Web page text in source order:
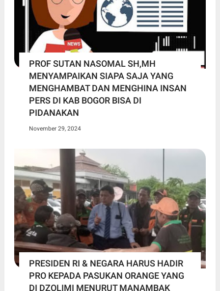
PROF SUTAN NASOMAL SH,MH
MENYAMPAIKAN SIAPA SAJA YANG
MENGHAMBAT DAN MENGHINA INSAN
PERS DI KAB BOGOR BISA DI
PIDANAKAN
November 29, 2024
PRESIDEN RI & NEGARA HARUS HADIR
PRO KEPADA PASUKAN ORANGE YANG
DI DZOLIMI MENURUT MANAMBAK